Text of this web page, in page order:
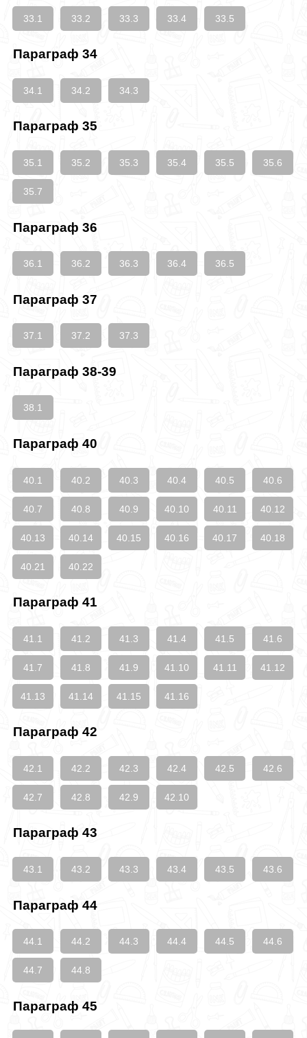
33.1 33.2 33.3 33.4 33.5
Параграф 34
34.1 34.2 34.3
Параграф 35
35.1 35.2 35.3 35.4 35.5 35.6
35.7
Параграф 36
36.1 36.2 36.3 36.4 36.5
Параграф 37
37.1 37.2 37.3
Параграф 38-39
38.1
Параграф 40
40.1 40.2 40.3 40.4 40.5 40.6
40.7 40.8 40.9 40.10 40.11 40.12
40.13 40.14 40.15 40.16 40.17 40.18
40.21 40.22
Параграф 41
41.1 41.2 41.3 41.4 41.5 41.6
41.7 41.8 41.9 41.10 41.11 41.12
41.13 41.14 41.15 41.16
Параграф 42
42.1 42.2 42.3 42.4 42.5 42.6
42.7 42.8 42.9 42.10
Параграф 43
43.1 43.2 43.3 43.4 43.5 43.6
Параграф 44
44.1 44.2 44.3 44.4 44.5 44.6
44.7 44.8
Параграф 45